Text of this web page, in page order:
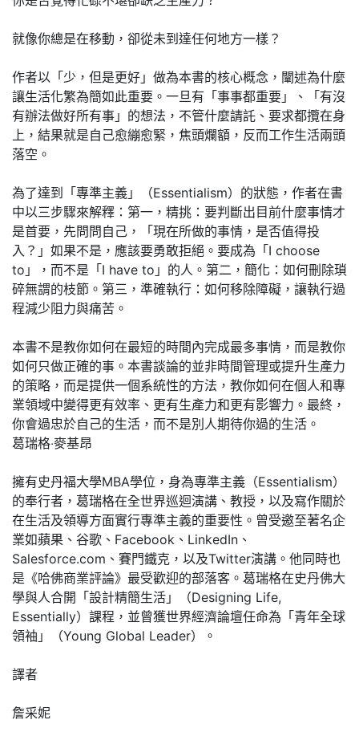
就像你總是在移動，卻從未到達任何地方一樣？
作者以「少，但是更好」做為本書的核心概念，闡述為什麼
讓生活化繁為簡如此重要。一旦有「事事都重要」、「有沒
有辦法做好所有事」的想法，不管什麼請託、要求都攬在身
上，結果就是自己愈繃愈緊，焦頭爛額，反而工作生活兩頭
落空。
為了達到「專準主義」（Essentialism）的狀態，作者在書
中以三步驟來解釋：第一，精挑：要判斷出目前什麼事情才
是首要，先問問自己，「現在所做的事情，是否值得投
入？」如果不是，應該要勇敢拒絕。要成為「I choose
to」，而不是「I have to」的人。第二，簡化：如何刪除瑣
碎無謂的枝節。第三，準確執行：如何移除障礙，讓執行過
程減少阻力與痛苦。
本書不是教你如何在最短的時間內完成最多事情，而是教你
如何只做正確的事。本書談論的並非時間管理或提升生產力
的策略，而是提供一個系統性的方法，教你如何在個人和專
業領域中變得更有效率、更有生產力和更有影響力。最終，
你會過忠於自己的生活，而不是別人期待你過的生活。
葛瑞格‧麥基昂
擁有史丹福大學MBA學位，身為專準主義（Essentialism）
的奉行者，葛瑞格在全世界巡迴演講、教授，以及寫作關於
在生活及領導方面實行專準主義的重要性。曾受邀至著名企
業如蘋果、谷歌、Facebook、LinkedIn、
Salesforce.com、賽門鐵克，以及Twitter演講。他同時也
是《哈佛商業評論》最受歡迎的部落客。葛瑞格在史丹佛大
學與人合開「設計精簡生活」（Designing Life,
Essentially）課程，並曾獲世界經濟論壇任命為「青年全球
領袖」（Young Global Leader）。
譯者
詹采妮